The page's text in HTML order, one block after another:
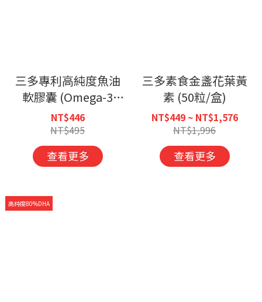
三多專利高純度魚油
軟膠囊 (Omega-3
85%) 30粒/盒
NT$446
NT$495
查看更多
三多素食金盞花葉黃
素 (50粒/盒)
NT$449 ~ NT$1,576
NT$1,996
查看更多
高純度80%DHA